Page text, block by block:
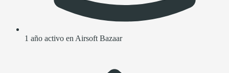
1 año activo en Airsoft Bazaar